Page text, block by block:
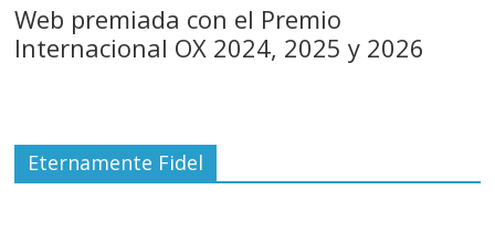
Web premiada con el Premio
Internacional OX 2024, 2025 y 2026
Eternamente Fidel